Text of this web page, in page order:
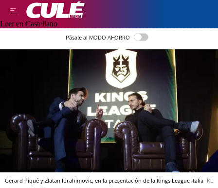
Leer en Castellano
Pásate al MODO AHORRO
Gerard Piqué y Zlatan Ibrahimovic, en la presentación de la Kings League Italia KL